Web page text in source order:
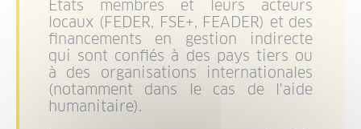
Etats membres et leurs acteurs
locaux (FEDER, FSE+, FEADER) et des
financements en gestion indirecte
qui sont confiés à des pays tiers ou
à des organisations internationales
(notamment dans le cas de l'aide
humanitaire).